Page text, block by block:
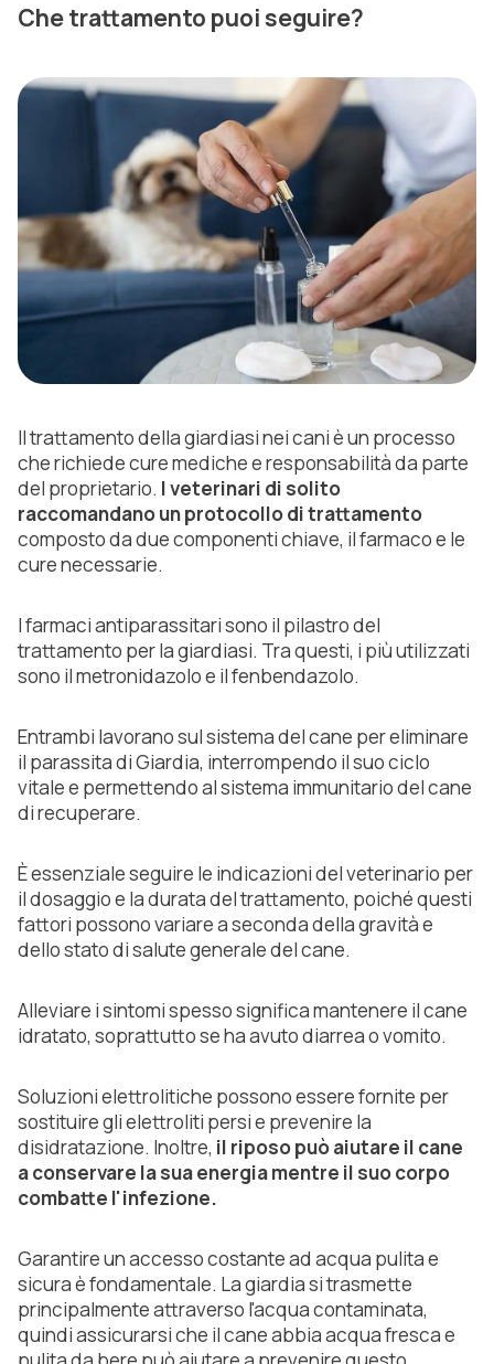
Che trattamento puoi seguire?
Il trattamento della giardiasi nei cani è un processo
che richiede cure mediche e responsabilità da parte
del proprietario. I veterinari di solito
raccomandano un protocollo di trattamento
composto da due componenti chiave, il farmaco e le
cure necessarie.
I farmaci antiparassitari sono il pilastro del
trattamento per la giardiasi. Tra questi, i più utilizzati
sono il metronidazolo e il fenbendazolo.
Entrambi lavorano sul sistema del cane per eliminare
il parassita di Giardia, interrompendo il suo ciclo
vitale e permettendo al sistema immunitario del cane
di recuperare.
È essenziale seguire le indicazioni del veterinario per
il dosaggio e la durata del trattamento, poiché questi
fattori possono variare a seconda della gravità e
dello stato di salute generale del cane.
Alleviare i sintomi spesso significa mantenere il cane
idratato, soprattutto se ha avuto diarrea o vomito.
Soluzioni elettrolitiche possono essere fornite per
sostituire gli elettroliti persi e prevenire la
disidratazione. Inoltre, il riposo può aiutare il cane
a conservare la sua energia mentre il suo corpo
combatte l'infezione.
Garantire un accesso costante ad acqua pulita e
sicura è fondamentale. La giardia si trasmette
principalmente attraverso l'acqua contaminata,
quindi assicurarsi che il cane abbia acqua fresca e